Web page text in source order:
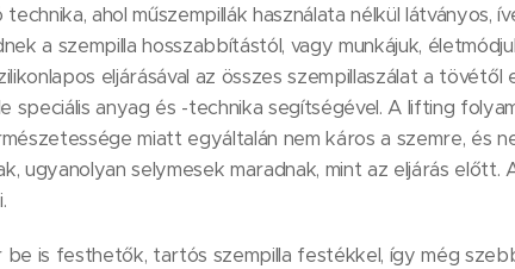
ahol műszempillák használata nélkül látványos,
a szempilla hosszabbítástól, vagy munkájuk,
eljárásával az összes szempillaszálat a tövétől
anyag és -technika segítségével. A lifting
miatt egyáltalán nem káros a szemre, és
ugyanolyan selymesek maradnak, mint az eljárás előtt.
be is festhetők, tartós szempilla festékkel, így még